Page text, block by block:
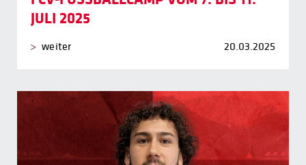
JULI 2025
weiter 20.03.2025